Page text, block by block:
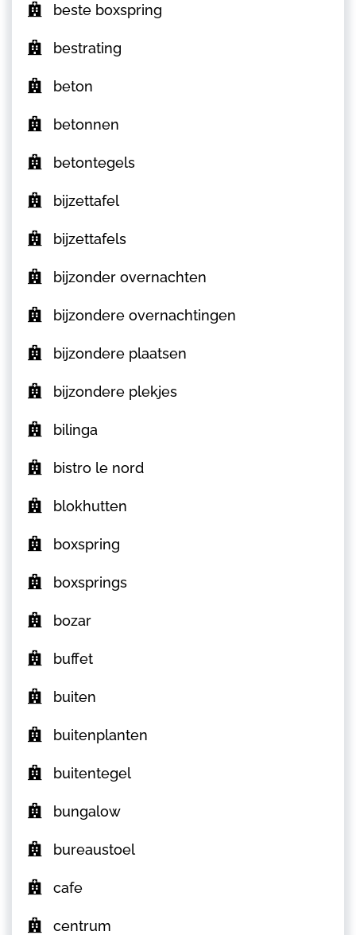
beste boxspring
bestrating
beton
betonnen
betontegels
bijzettafel
bijzettafels
bijzonder overnachten
bijzondere overnachtingen
bijzondere plaatsen
bijzondere plekjes
bilinga
bistro le nord
blokhutten
boxspring
boxsprings
bozar
buffet
buiten
buitenplanten
buitentegel
bungalow
bureaustoel
cafe
centrum